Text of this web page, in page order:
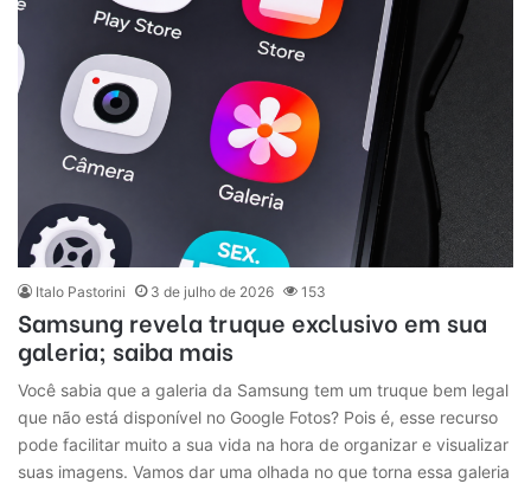
Italo Pastorini 3 de julho de 2026 153
Samsung revela truque exclusivo em sua
galeria; saiba mais
Você sabia que a galeria da Samsung tem um truque bem legal
que não está disponível no Google Fotos? Pois é, esse recurso
pode facilitar muito a sua vida na hora de organizar e visualizar
suas imagens. Vamos dar uma olhada no que torna essa galeria